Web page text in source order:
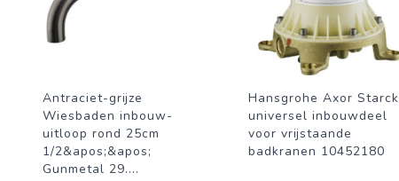
Antraciet-grijze
Wiesbaden inbouw-
uitloop rond 25cm
1/2&apos;&apos;
Gunmetal 29....
Hansgrohe Axor Starck
universel inbouwdeel
voor vrijstaande
badkranen 10452180